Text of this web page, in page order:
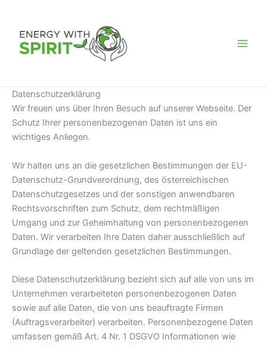
springen
Datenschutzerklärung
Wir freuen uns über Ihren Besuch auf unserer Webseite. Der
Schutz Ihrer personenbezogenen Daten ist uns ein
wichtiges Anliegen.
Wir halten uns an die gesetzlichen Bestimmungen der EU-
Datenschutz-Grundverordnung, des österreichischen
Datenschutzgesetzes und der sonstigen anwendbaren
Rechtsvorschriften zum Schutz, dem rechtmäßigen
Umgang und zur Geheimhaltung von personenbezogenen
Daten. Wir verarbeiten Ihre Daten daher ausschließlich auf
Grundlage der geltenden gesetzlichen Bestimmungen.
Diese Datenschutzerklärung bezieht sich auf alle von uns im
Unternehmen verarbeiteten personenbezogenen Daten
sowie auf alle Daten, die von uns beauftragte Firmen
(Auftragsverarbeiter) verarbeiten. Personenbezogene Daten
umfassen gemäß Art. 4 Nr. 1 DSGVO Informationen wie